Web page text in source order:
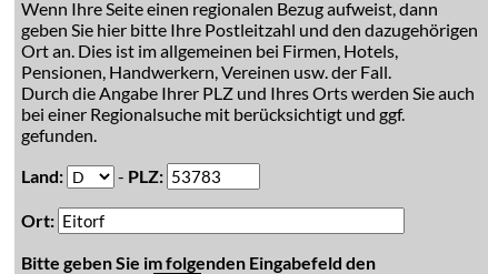
Wenn Ihre Seite einen regionalen Bezug aufweist, dann
geben Sie hier bitte Ihre Postleitzahl und den dazugehörigen
Ort an. Dies ist im allgemeinen bei Firmen, Hotels,
Pensionen, Handwerkern, Vereinen usw. der Fall.
Durch die Angabe Ihrer PLZ und Ihres Orts werden Sie auch
bei einer Regionalsuche mit berücksichtigt und ggf.
gefunden.
Land:
- PLZ:
Ort:
Bitte geben Sie im folgenden Eingabefeld den